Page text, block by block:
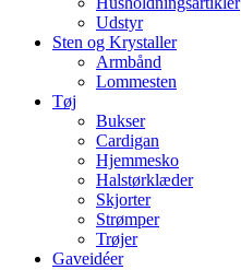
Udstyr
Sten og Krystaller
Armbånd
Lommesten
Tøj
Bukser
Cardigan
Hjemmesko
Halstørklæder
Skjorter
Strømper
Trøjer
Gaveidéer